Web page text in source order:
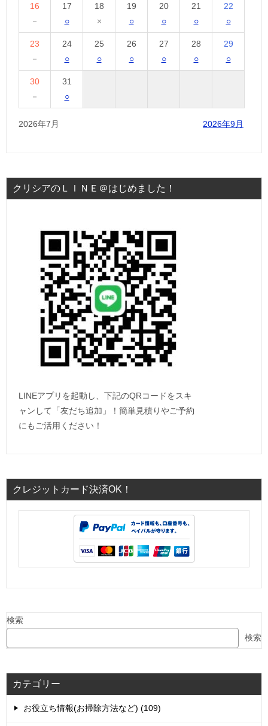
16
－
17
○
18
×
19
○
20
○
21
○
22
○
23
－
24
○
25
○
26
○
27
○
28
○
29
○
30
－
31
○
2026年7月 2026年9月
クリシアのＬＩＮＥ＠はじめました！
LINEアプリを起動し、下記のQRコードをスキ
ャンして「友だち追加」！簡単見積りやご予約
にもご活用ください！
クレジットカード決済OK！
検索
検索
カテゴリー
お役立ち情報(お掃除方法など) (109)